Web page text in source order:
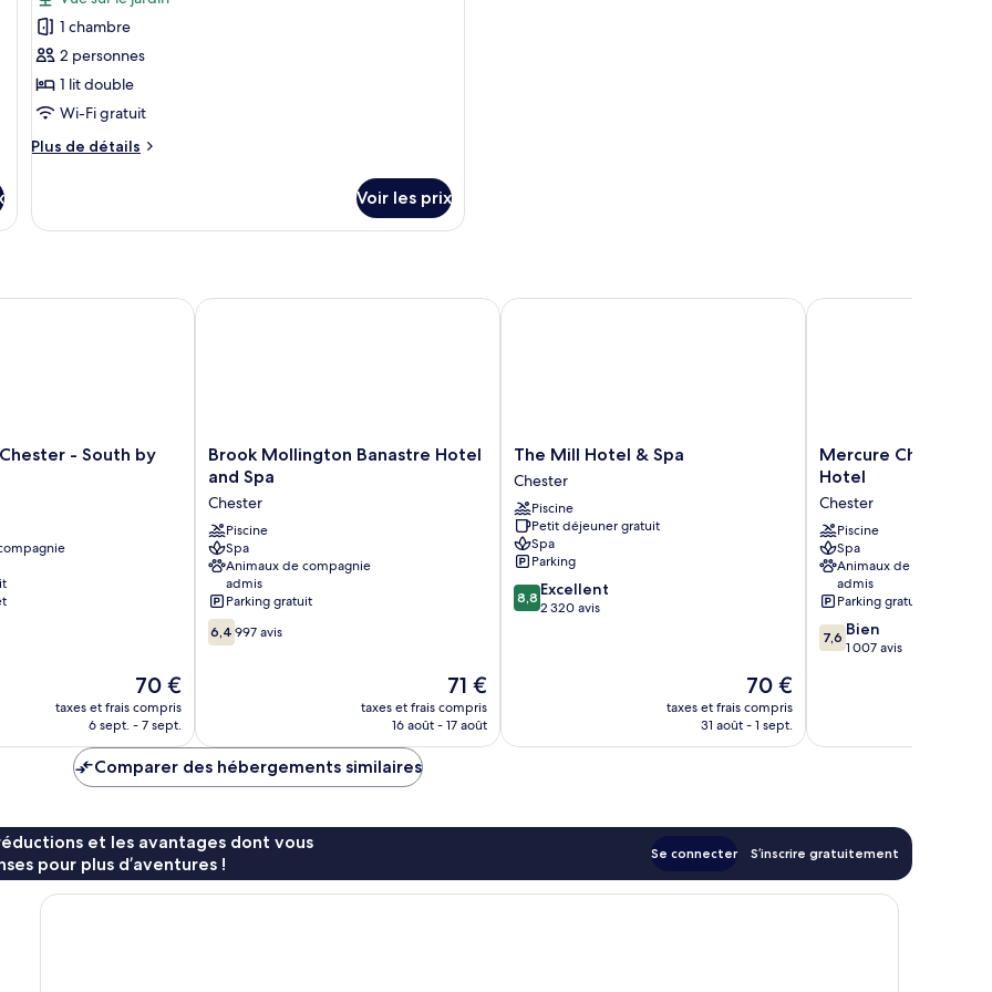
1 chambre
2 personnes
1 lit double
Wi-Fi gratuit
Plus de détails
Plus
le
Chalet
Voir les prix
- South by
Le
nouveau
prix
de
70 €
70 €
taxes et frais compris
6 sept. - 7 sept.
- South by IHG
Brook
Mollington
Banastre
Hotel
and
Spa
Chester
Brook Mollington Banastre Hotel
and Spa
Chester
Piscine
Spa
Animaux de compagnie
admis
Parking gratuit
6.4
sur
6,4 997 avis
Le
nouveau
prix
71 €
taxes et frais compris
16 août - 17 août
Brook Mollington Banastre Hotel and Spa
The
Mill
Hotel
&
Spa
Chester
The Mill Hotel & Spa
Chester
Piscine
Petit déjeuner gratuit
Spa
Parking
8.8
sur
8,8 Excellent
2 320 avis
Le
nouveau
prix
70 €
taxes et frais compris
31 août - 1 sept.
The Mill Hotel & Spa
Mercure
Chester
Well
Hotel
Chester
Mercure Chester
Hotel
Chester
Piscine
Spa
Animaux de compagnie
admis
Parking gratuit
7.6
sur
7,6 Bien
1 007 avis
Mercure Chester
Comparer des hébergements similaires
et les avantages dont vous
pour plus d’aventures !
Se connecter S’inscrire gratuitement